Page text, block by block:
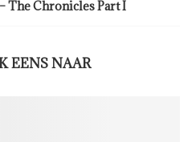
The Chronicles Part I
EENS NAAR